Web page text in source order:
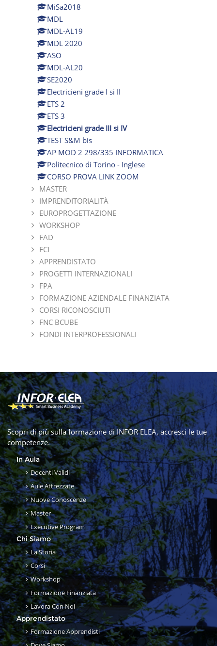
MiSa2018
MDL
MDL-AL19
MDL 2020
ASO
MDL-AL20
SE2020
Electricieni grade I si II
ETS 2
ETS 3
Electricieni grade III si IV
TEST S&M bis
AP MOD 2 298/335 INFORMATICA
Politecnico di Torino - Inglese
CORSO PROVA LINK ZOOM
MASTER
IMPRENDITORIALITÀ
EUROPROGETTAZIONE
WORKSHOP
FAD
FCI
APPRENDISTATO
PROGETTI INTERNAZIONALI
FPA
FORMAZIONE AZIENDALE FINANZIATA
CORSI RICONOSCIUTI
FNC BCUBE
FONDI INTERPROFESSIONALI
Scopri di più sulla formazione di INFOR ELEA, accresci le tue
competenze.
In Aula
Docenti Validi
Aule Attrezzate
Nuove Conoscenze
Master
Executive Program
Chi Siamo
La Storia
Corsi
Workshop
Formazione Finanziata
Lavora Con Noi
Apprendistato
Formazione Apprendisti